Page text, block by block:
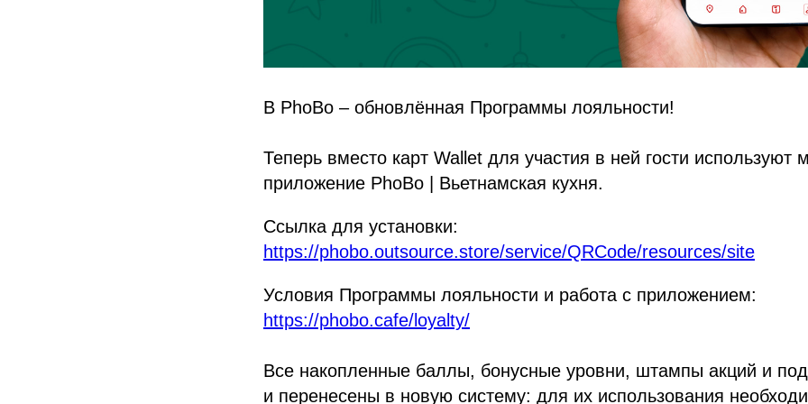
В PhoBo – обновлённая Программы лояльности!
Теперь вместо карт Wallet для участия в ней гости используют
приложение PhoBo | Вьетнамская кухня.
Ссылка для установки:
https://phobo.outsource.store/service/QRCode/resources/site
Условия Программы лояльности и работа с приложением:
https://phobo.cafe/loyalty/
Все накопленные баллы, бонусные уровни, штампы акций и
и перенесены в новую систему: для их использования